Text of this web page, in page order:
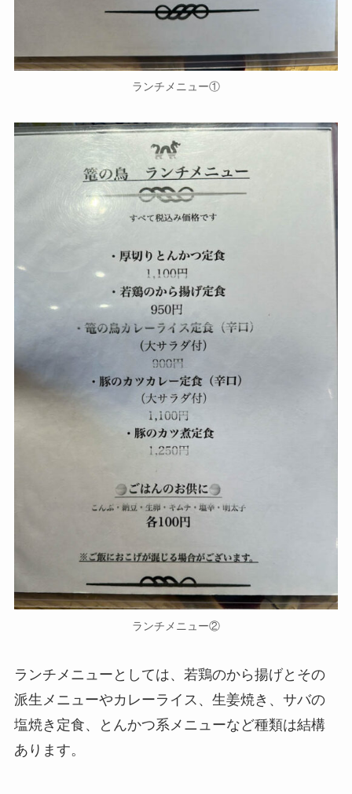
ランチメニュー①
ランチメニュー②
ランチメニューとしては、若鶏のから揚げとその
派生メニューやカレーライス、生姜焼き、サバの
塩焼き定食、とんかつ系メニューなど種類は結構
あります。